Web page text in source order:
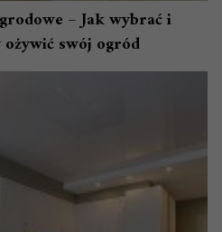
– Jak wybrać i
swój ogród